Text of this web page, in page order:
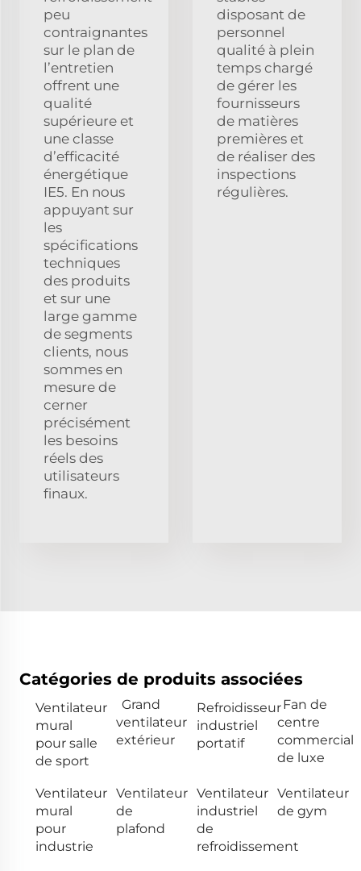
peu
contraignantes
sur le plan de
l’entretien
offrent une
qualité
supérieure et
une classe
d’efficacité
énergétique
IE5. En nous
appuyant sur
les
spécifications
techniques
des produits
et sur une
large gamme
de segments
clients, nous
sommes en
mesure de
cerner
précisément
les besoins
réels des
utilisateurs
finaux.
disposant de
personnel
qualité à plein
temps chargé
de gérer les
fournisseurs
de matières
premières et
de réaliser des
inspections
régulières.
Catégories de produits associées
Ventilateur
mural
pour salle
de sport
Grand
ventilateur
extérieur
Refroidisseur
industriel
portatif
Fan de
centre
commercial
de luxe
Ventilateur
mural
pour
industrie
Ventilateur
de
plafond
Ventilateur
industriel
de
refroidissement
Ventilateur
de gym